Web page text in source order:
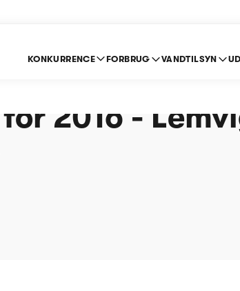
KONKURRENCE FORBRUG VANDTILSYN
2016 -